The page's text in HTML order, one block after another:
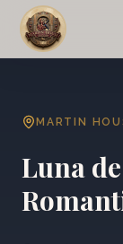
MARTIN
Luna